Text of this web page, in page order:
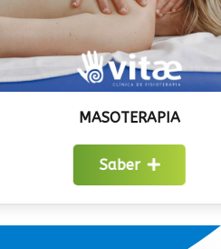
MASOTERAPIA